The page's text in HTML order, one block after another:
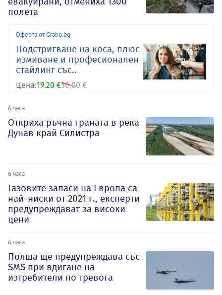
полета
Оферта от Grabo.bg
Подстригване на коса, плюс
измиване и професионален
стайлинг със..
Цена:19.20 €30.00 €
6 часа
Откриха ръчна граната в река
Дунав край Силистра
6 часа
Газовите запаси на Европа са
най-ниски от 2021 г., експерти
предупреждават за високи
цени
6 часа
Полша ще предупреждава със
SMS при вдигане на
изтребители по тревога